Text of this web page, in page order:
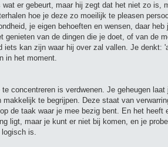
er gebeurt, maar hij zegt dat het niet zo is,
hoe je deze zo moeilijk te pleasen
je eigen behoeften en wensen, daar heb
van de dingen die je doet, of van de
kan zijn waar hij over zal vallen. Je
in het moment.
concentreren is verdwenen. Je geheugen
te begrijpen. Deze staat van
de taak waar je mee bezig bent. En het heeft
ligt, maar je kunt er niet bij komen, en je
is.